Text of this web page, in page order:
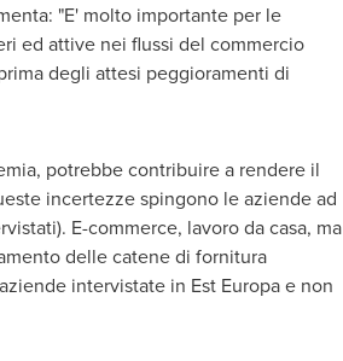
"E' molto importante per le
ed attive nei flussi del commercio
degli attesi peggioramenti di
potrebbe contribuire a rendere il
incertezze spingono le aziende ad
E-commerce, lavoro da casa, ma
delle catene di fornitura
intervistate in Est Europa e non